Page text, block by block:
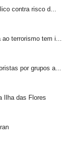
contra risco d...
ao terrorismo tem i...
por grupos a...
Ilha das Flores